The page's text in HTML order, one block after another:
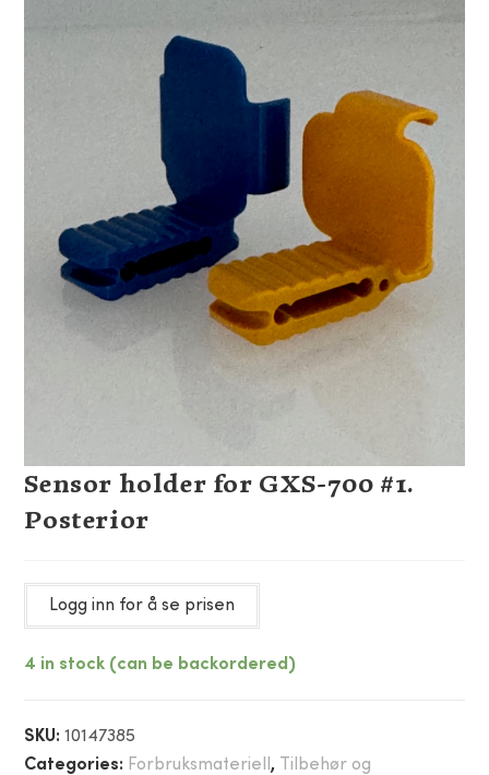
Sensor holder for GXS-700 #1.
Posterior
Logg inn for å se prisen
4 in stock (can be backordered)
SKU:10147385
Categories: Forbruksmateriell, Tilbehør og